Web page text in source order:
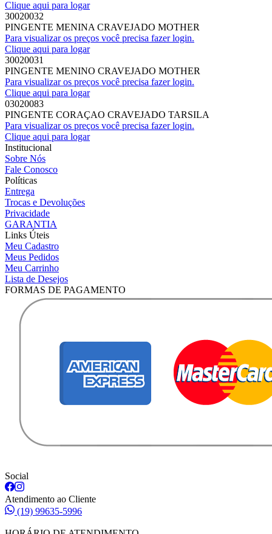
Clique aqui para logar
30020032
PINGENTE MENINA CRAVEJADO MOTHER
Para visualizar os preços você precisa fazer login.
Clique aqui para logar
30020031
PINGENTE MENINO CRAVEJADO MOTHER
Para visualizar os preços você precisa fazer login.
Clique aqui para logar
03020083
PINGENTE CORAÇAO CRAVEJADO TARSILA
Para visualizar os preços você precisa fazer login.
Clique aqui para logar
Institucional
Sobre Nós
Fale Conosco
Políticas
Entrega
Trocas e Devoluções
Privacidade
GARANTIA
Links Úteis
Meu Cadastro
Meus Pedidos
Meu Carrinho
Lista de Desejos
FORMAS DE PAGAMENTO
Social
Atendimento ao Cliente
(19) 99635-5996